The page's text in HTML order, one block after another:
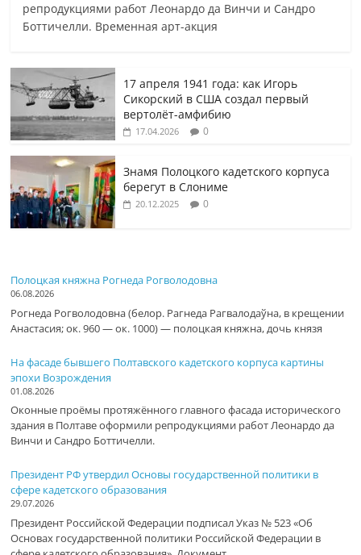
репродукциями работ Леонардо да Винчи и Сандро
Боттичелли. Временная арт-акция
17 апреля 1941 года: как Игорь
Сикорский в США создал первый
вертолёт-амфибию
17.04.2026 0
Знамя Полоцкого кадетского корпуса
берегут в Слониме
20.12.2025 0
Полоцкая княжна Рогнеда Рогволодовна
06.08.2026
Рогнеда Рогволодовна (белор. Рагнеда Рагвалодаўна, в крещении
Анастасия; ок. 960 — ок. 1000) — полоцкая княжна, дочь князя
На фасаде бывшего Полтавского кадетского корпуса картины
эпохи Возрождения
01.08.2026
Оконные проёмы протяжённого главного фасада исторического
здания в Полтаве оформили репродукциями работ Леонардо да
Винчи и Сандро Боттичелли.
Президент РФ утвердил Основы государственной политики в
сфере кадетского образования
29.07.2026
Президент Российской Федерации подписал Указ № 523 «Об
Основах государственной политики Российской Федерации в